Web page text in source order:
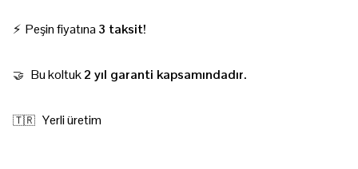
⚡ Peşin fiyatına 3 taksit!
🤝 Bu koltuk2 yıl garanti kapsamındadır.
🇹🇷 Yerli üretim